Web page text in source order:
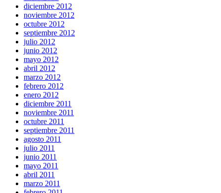
diciembre 2012
noviembre 2012
octubre 2012
septiembre 2012
julio 2012
junio 2012
mayo 2012
abril 2012
marzo 2012
febrero 2012
enero 2012
diciembre 2011
noviembre 2011
octubre 2011
septiembre 2011
agosto 2011
julio 2011
junio 2011
mayo 2011
abril 2011
marzo 2011